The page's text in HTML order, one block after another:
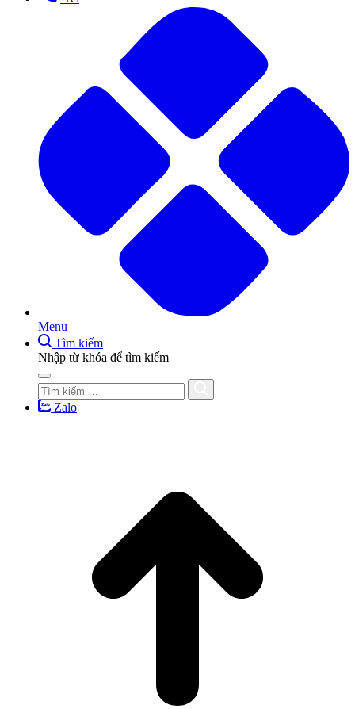
Menu
Tìm kiếm
Nhập từ khóa để tìm kiếm
Zalo